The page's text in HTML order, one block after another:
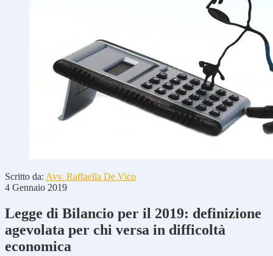
Scritto da: Avv. Raffaella De Vico
4 Gennaio 2019
Legge di Bilancio per il 2019: definizione
agevolata per chi versa in difficoltà
economica